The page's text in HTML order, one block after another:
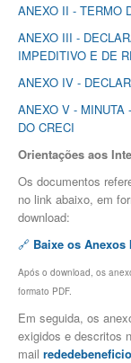
ANEXO II - TERMO
ANEXO III -
IMPEDITIVO E DE
ANEXO IV -
ANEXO V - MINUTA
DO CRECI
Orientações aos
Os documentos
no link abaixo, em
download:
🔗 Baixe os
Após o download, os
formato PDF.
Em seguida, os
exigidos e descritos
mail